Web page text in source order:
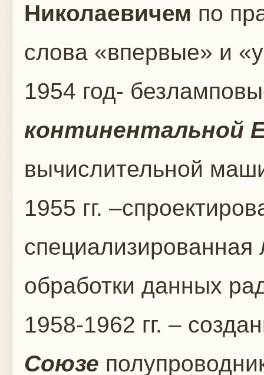
Николаевичем по
слова «впервые» и
1954 год-
континентальной
вычислительной
1955 гг.
обработки данных
1958-1962 гг. –
Союзе